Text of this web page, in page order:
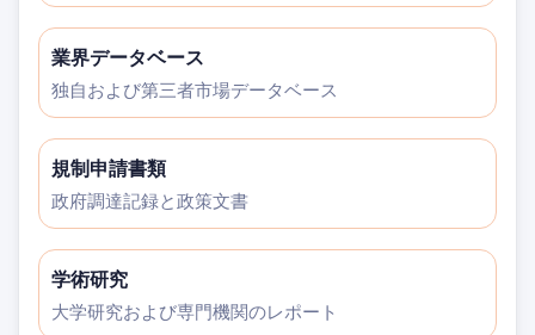
業界データベース
独自および第三者市場データベース
規制申請書類
政府調達記録と政策文書
学術研究
大学研究および専門機関のレポート